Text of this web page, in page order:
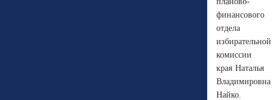
финансового
отдела
избирательной
комиссии
края Наталья
Владимировна
Найко.